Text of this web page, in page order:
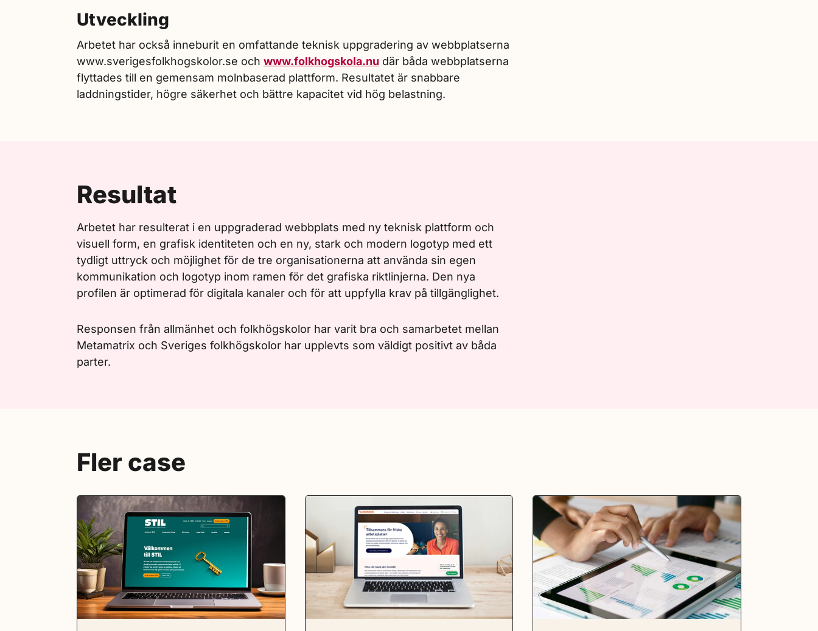
Utveckling
Arbetet har också inneburit en omfattande teknisk uppgradering av webbplatserna
www.sverigesfolkhogskolor.se och www.folkhogskola.nu där båda webbplatserna
flyttades till en gemensam molnbaserad plattform. Resultatet är snabbare
laddningstider, högre säkerhet och bättre kapacitet vid hög belastning.
Resultat
Arbetet har resulterat i en uppgraderad webbplats med ny teknisk plattform och
visuell form, en grafisk identiteten och en ny, stark och modern logotyp med ett
tydligt uttryck och möjlighet för de tre organisationerna att använda sin egen
kommunikation och logotyp inom ramen för det grafiska riktlinjerna. Den nya
profilen är optimerad för digitala kanaler och för att uppfylla krav på tillgänglighet.
Responsen från allmänhet och folkhögskolor har varit bra och samarbetet mellan
Metamatrix och Sveriges folkhögskolor har upplevts som väldigt positivt av båda
parter.
Fler case